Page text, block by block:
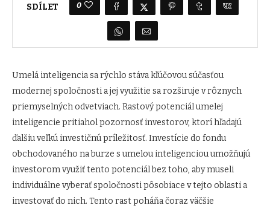
SDÍLET 0
Umelá inteligencia sa rýchlo stáva kľúčovou súčasťou
modernej spoločnosti a jej využitie sa rozširuje v rôznych
priemyselných odvetviach. Rastový potenciál umelej
inteligencie pritiahol pozornosť investorov, ktorí hľadajú
ďalšiu veľkú investičnú príležitosť. Investície do fondu
obchodovaného na burze s umelou inteligenciou umožňujú
investorom využiť tento potenciál bez toho, aby museli
individuálne vyberať spoločnosti pôsobiace v tejto oblasti a
investovať do nich. Tento rast poháňa čoraz väčšie